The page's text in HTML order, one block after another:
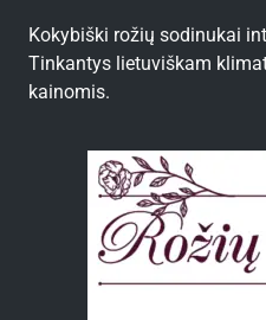
Kokybiški rožių sodinukai
Tinkantys lietuviškam
kainomis.